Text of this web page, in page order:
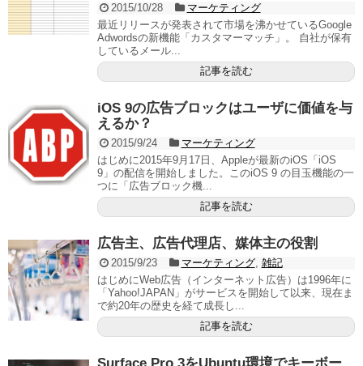
2015/10/28
マーケティング
最近リリースが発表されて市場を沸かせているGoogle
Adwordsの新機能「カスタマーマッチ」。 自社が保有
しているメール...
記事を読む
iOS 9の広告ブロックはユーザに価値を与
えるか？
2015/9/24
マーケティング
はじめに2015年9月17日、Appleが最新のiOS「iOS
9」の配信を開始しました。このiOS 9 の目玉機能の一
つに「広告ブロック機...
記事を読む
広告主、広告代理店、媒体主の役割
2015/9/23 マーケティング, 雑記
はじめにWeb広告（インターネット広告）は1996年に
「Yahoo!JAPAN」がサービスを開始して以来、現在ま
で約20年の歴史を経て成長し...
記事を読む